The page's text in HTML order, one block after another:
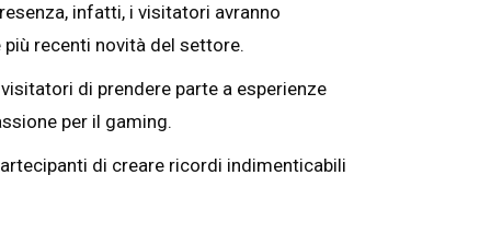
infatti, i visitatori avranno
recenti novità del settore.
di prendere parte a esperienze
per il gaming.
di creare ricordi indimenticabili